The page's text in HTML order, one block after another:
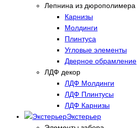
Лепнина из дюрополимера
Карнизы
Молдинги
Плинтуса
Угловые элементы
Дверное обрамление
ЛДФ декор
ЛДФ Молдинги
ЛДФ Плинтусы
ЛДФ Карнизы
Экстерьер